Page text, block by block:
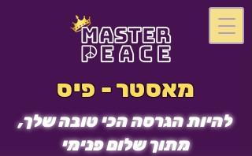
מאסטר - פיס
להיות הגרסה הכי טובה שלך,
מתוך שלום פנימי